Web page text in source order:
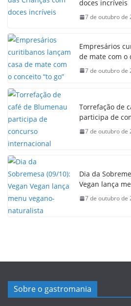
doces incríveis
7 de outubro de
Empresários
de mate com o
7 de outubro de
Torrefação de
participa de
7 de outubro de
Dia da
Vegan lança
7 de outubro de
Sobre o gastromania